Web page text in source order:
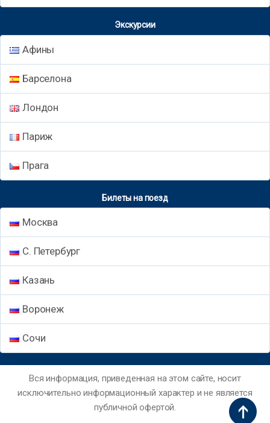
Экскурсии
Афины
Барселона
Лондон
Париж
Прага
Билеты на поезд
Москва
С. Петербург
Казань
Воронеж
Сочи
Вся информация, приведенная на этом сайте, носит
исключительно информационный характер и не является
публичной офертой.